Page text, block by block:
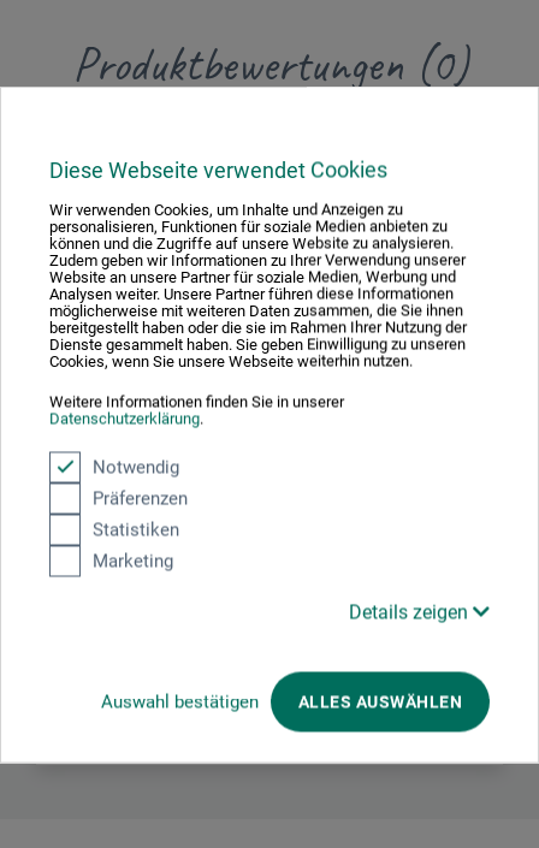
Diese Webseite verwendet Cookies
Wir verwenden Cookies, um Inhalte und Anzeigen zu
personalisieren, Funktionen für soziale Medien anbieten zu
können und die Zugriffe auf unsere Website zu analysieren.
Zudem geben wir Informationen zu Ihrer Verwendung unserer
Website an unsere Partner für soziale Medien, Werbung und
Analysen weiter. Unsere Partner führen diese Informationen
möglicherweise mit weiteren Daten zusammen, die Sie ihnen
bereitgestellt haben oder die sie im Rahmen Ihrer Nutzung der
Dienste gesammelt haben. Sie geben Einwilligung zu unseren
Cookies, wenn Sie unsere Webseite weiterhin nutzen.
Weitere Informationen finden Sie in unserer
Datenschutzerklärung.
Notwendig
Präferenzen
Statistiken
Marketing
Details zeigen
Auswahl bestätigen ALLES AUSWÄHLEN
Produktbewertungen (0)
JETZT PRODUKT BEWERTEN
Hersteller-Kontakt
F. Zulauf Messerschmiede und Werkzeugfabrikations
SCHWEIZ